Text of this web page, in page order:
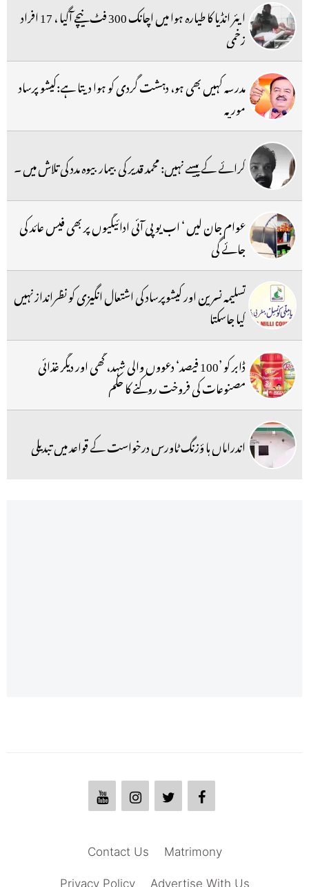
ایئر انڈیا کا طیارہ ہوا میں اچانک 300 فٹ نیچے آگیا ، 17 افراد
زخمی
مدرسہ کہیں بھی ہو، دہشت گردی کو ہوا دیتا ہے:کیشو پرساد
موریہ
کرائے کے پیسے نہیں: محمد قدیر کی بیمار بیوہ مدد کی تلاش میں ۔
عوام جان لیں ‘ اب یو پی آئی ادائیگیوں پر بھی فیس عائد کی
جائے گی
تسلیمہ نسرین اور کیشوپرساد کی اشتعال انگیزی کو نظرانداز نہیں
کیا جاسکتا
ڈابر کو ’100 فیصد‘ دعووں والی شہد، گھی اور دیگر غذائی
مصنوعات کی فروخت روکنے کا حکم
اندراماں ہا ؤزنگ ٹاورس درخواست کے قواعد میں تبدیلی
Matrimony
Contact Us
Advertise With Us
Privacy Policy